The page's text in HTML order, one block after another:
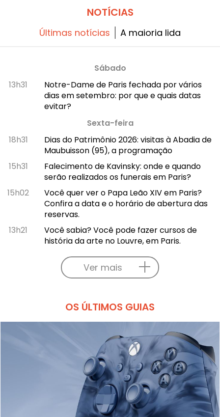
NOTÍCIAS
Últimas notícias A maioria lida
Sábado
13h31
Notre-Dame de Paris fechada por vários
dias em setembro: por que e quais datas
evitar?
Sexta-feira
18h31
Dias do Patrimônio 2026: visitas à Abadia de
Maubuisson (95), a programação
15h31
Falecimento de Kavinsky: onde e quando
serão realizados os funerais em Paris?
15h02
Você quer ver o Papa Leão XIV em Paris?
Confira a data e o horário de abertura das
reservas.
13h21
Você sabia? Você pode fazer cursos de
história da arte no Louvre, em Paris.
Ver mais
OS ÚLTIMOS GUIAS